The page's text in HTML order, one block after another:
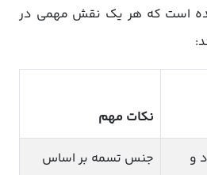
است که هر یک نقش مهمی در
نکات مهم
و
جنس تسمه بر اساس